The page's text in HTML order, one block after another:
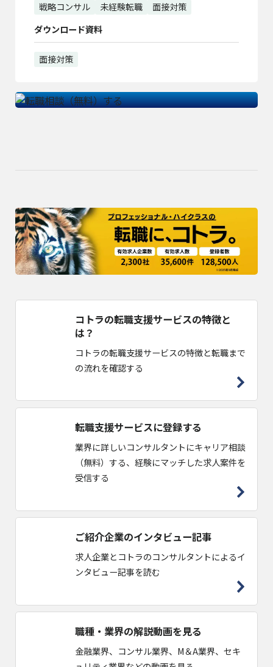
戦略コンサル
未経験転職
面接対策
ダウンロード資料
面接対策
コトラの転職支援サービスの特徴と
は？
コトラの転職支援サービスの特徴と転職まで
の流れを確認する
転職支援サービスに登録する
業界に詳しいコンサルタントにキャリア相談
（無料）する、経験にマッチした求人案件を
受信する
ご紹介企業のインタビュー記事
求人企業とコトラのコンサルタントによるイ
ンタビュー記事を読む
職種・業界の解説動画を見る
金融業界、コンサル業界、M＆A業界、セキ